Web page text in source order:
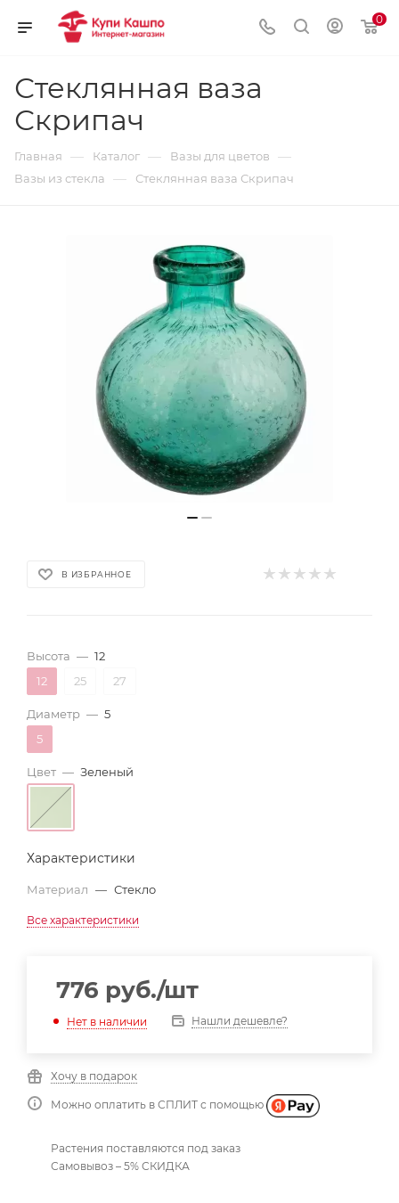
0
Стеклянная ваза
Скрипач
Главная — Каталог — Вазы для цветов —
Вазы из стекла — Стеклянная ваза Скрипач
В ИЗБРАННОЕ
Высота — 12
12
25 27
Диаметр — 5
5
Цвет — Зеленый
Характеристики
Материал — Стекло
Все характеристики
776 руб./шт
Нет в наличии Нашли дешевле?
Хочу в подарок
Можно оплатить в СПЛИТ с помощью
Растения поставляются под заказ
Самовывоз – 5% СКИДКА